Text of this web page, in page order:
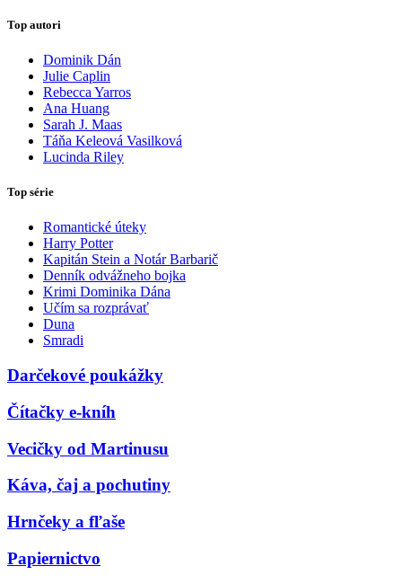
Top autori
Dominik Dán
Julie Caplin
Rebecca Yarros
Ana Huang
Sarah J. Maas
Táňa Keleová Vasilková
Lucinda Riley
Top série
Romantické úteky
Harry Potter
Kapitán Stein a Notár Barbarič
Denník odvážneho bojka
Krimi Dominika Dána
Učím sa rozprávať
Duna
Smradi
Darčekové poukážky
Čítačky e-kníh
Vecičky od Martinusu
Káva, čaj a pochutiny
Hrnčeky a fľaše
Papiernictvo